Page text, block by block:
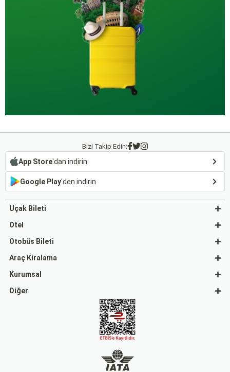
Bizi Takip Edin:
App Store'dan indirin
Google Play'den indirin
Uçak Bileti
Otel
Otobüs Bileti
Araç Kiralama
Kurumsal
Diğer